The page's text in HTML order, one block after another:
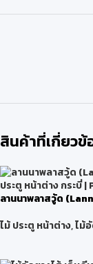
สินค้าที่เกี่ยวข้
ลานนาพลาสวู้ด
ไม้ ประตู หน้าต่าง,ไม้